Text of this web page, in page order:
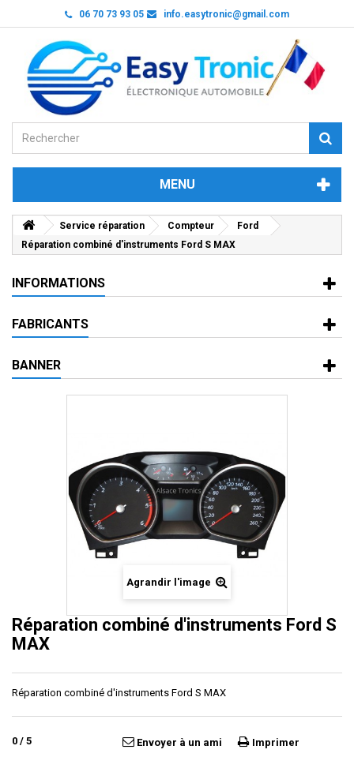
06 70 73 93 05 info.easytronic@gmail.com
MENU
Service réparation Compteur
Ford
Réparation combiné d'instruments Ford S MAX
INFORMATIONS
FABRICANTS
BANNER
Agrandir l'image
Réparation combiné d'instruments Ford S
MAX
Réparation combiné d'instruments Ford S MAX
0 / 5 Envoyer à un ami Imprimer